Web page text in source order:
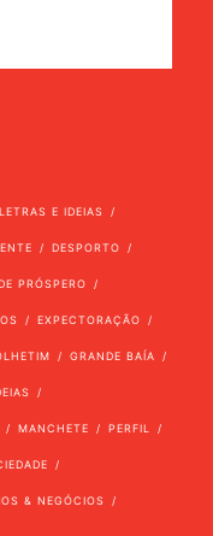
E IDEIAS
DESPORTO
PRÓSPERO
EXPECTORAÇÃO
GRANDE BAÍA
MANCHETE PERFIL
& NEGÓCIOS